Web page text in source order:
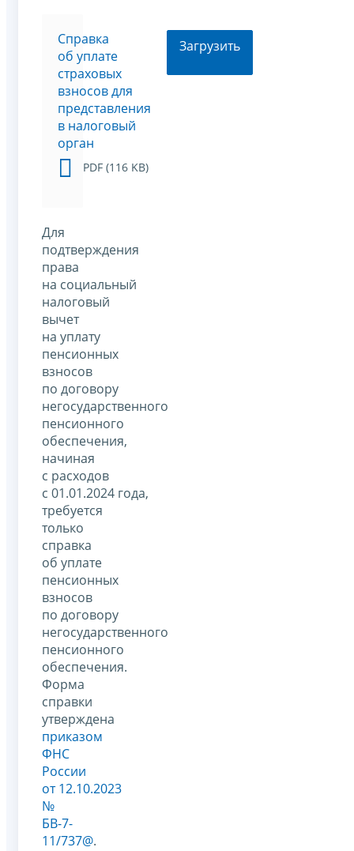
Cправка
об уплате
страховых
взносов для
представления
в налоговый
орган
PDF (116 KB)
Загрузить
Для
подтверждения
права
на социальный
налоговый
вычет
на уплату
пенсионных
взносов
по договору
негосударственного
пенсионного
обеспечения,
начиная
с расходов
с 01.01.2024 года,
требуется
только
справка
об уплате
пенсионных
взносов
по договору
негосударственного
пенсионного
обеспечения.
Форма
справки
утверждена
приказом
ФНС
России
от 12.10.2023
№
БВ-7-
11/737@.